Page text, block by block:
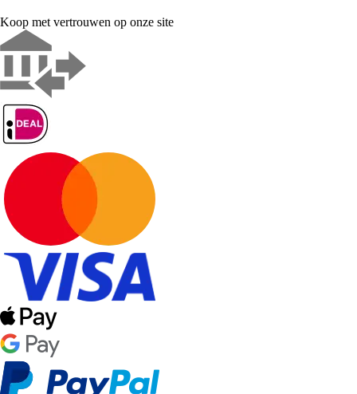
Koop met vertrouwen op onze site